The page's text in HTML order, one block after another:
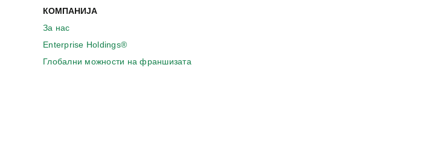
КОМПАНИЈА
За нас
Enterprise Holdings®
Глобални можности на франшизата